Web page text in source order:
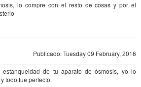
lo compre con el resto de cosas y por el
Publicado: Tuesday 09 February, 2016
de tu aparato de ósmosis, yo lo
todo fue perfecto.